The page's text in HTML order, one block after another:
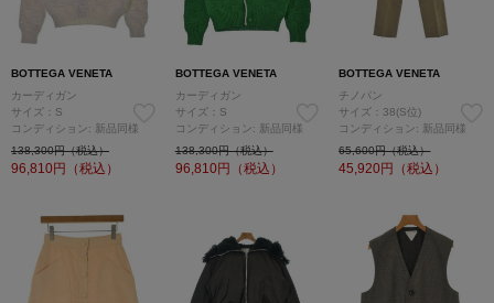
BOTTEGA VENETA
カーディガン
サイズ：S
コンディション: 新品同様
138,300円（税込）
96,810円（税込）
BOTTEGA VENETA
カーディガン
サイズ：S
コンディション: 新品同様
138,300円（税込）
96,810円（税込）
BOTTEGA VENETA
チノパン
サイズ：38(S位)
コンディション: 新品同様
65,600円（税込）
45,920円（税込）